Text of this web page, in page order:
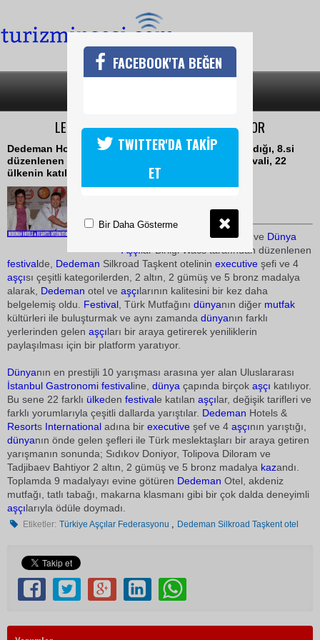
LEZZET USTALARI MADALYAYA DOYMUYOR
Dedeman Hotels & Resorts International'ın da katıldığı, 8.si
düzenlenen Uluslararası İstanbul Gastronomi festivali, 22
ülkenin katılımıyla gerçekleşti
lar Federasyonu ve Dünya
Aşçılar Birliği Wacs tarafından düzenlenen
festivalde, Dedeman Silkroad Taşkent otelinin executive şefi ve 4
aşçısı çeşitli kategorilerden, 2 altın, 2 gümüş ve 5 bronz madalya
alarak, Dedeman otel ve aşçılarının kalitesini bir kez daha
belgelemiş oldu. Festival , Türk Mutfağını dünyanın diğer mutfak
kültürleri ile buluşturmak ve aynı zamanda dünyanın farklı
yerlerinden gelen aşçıları bir araya getirerek yeniliklerin
paylaşılması için bir platform yaratıyor.
Dünyanın en prestijli 10 yarışması arasına yer alan Uluslararası
İstanbul Gastronomi festivaline, dünya çapında birçok aşçı katılıyor.
Bu sene 22 farklı ülkeden festivale katılan aşçılar, değişik tarifleri ve
farklı yorumlarıyla çeşitli dallarda yarıştılar. Dedeman Hotels &
Resorts International adına bir executive şef ve 4 aşçının yarıştığı,
dünyanın önde gelen şefleri ile Türk meslektaşları bir araya getiren
yarışmanın sonunda; Sıdıkov Doniyor, Tolipova Diloram ve
Tadjibaev Bahtiyor 2 altın, 2 gümüş ve 5 bronz madalya kazandı.
Toplamda 9 madalyayı evine götüren Dedeman Otel, akdeniz
mutfağı, tatlı tabağı, makarna klasmanı gibi bir çok dalda deneyimli
aşçılarıyla ödüle doymadı.
Etiketler: Türkiye Aşçılar Federasyonu , Dedeman Silkroad Taşkent otel
FACEBOOK'TA BEĞEN
TWITTER'DA TAKİP
ET
Bir Daha Gösterme